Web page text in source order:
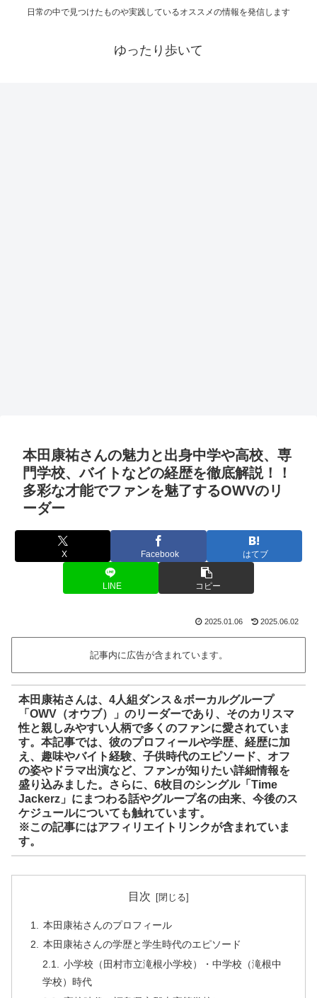
日常の中で見つけたものや実践しているオススメの情報を発信します
ゆったり歩いて
本田康祐さんの魅力と出身中学や高校、専
門学校、バイトなどの経歴を徹底解説！！
多彩な才能でファンを魅了するOWVのリ
ーダー
X Facebook はてブ
LINE コピー
2025.01.06 2025.06.02
記事内に広告が含まれています。
本田康祐さんは、4人組ダンス＆ボーカルグループ
「OWV（オウブ）」のリーダーであり、そのカリスマ
性と親しみやすい人柄で多くのファンに愛されていま
す。本記事では、彼のプロフィールや学歴、経歴に加
え、趣味やバイト経験、子供時代のエピソード、オフ
の姿やドラマ出演など、ファンが知りたい詳細情報を
盛り込みました。さらに、6枚目のシングル「Time
Jackerz」にまつわる話やグループ名の由来、今後のス
ケジュールについても触れています。
※この記事にはアフィリエイトリンクが含まれていま
す。
目次
本田康祐さんのプロフィール
本田康祐さんの学歴と学生時代のエピソード
小学校（田村市立滝根小学校）・中学校（滝根中
学校）時代